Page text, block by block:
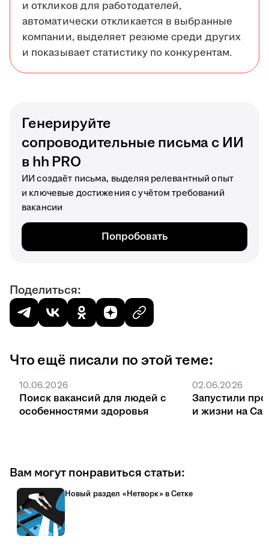
и откликов для работодателей,
автоматически откликается в выбранные
компании, выделяет резюме среди других
и показывает статистику по конкурентам.
Генерируйте
сопроводительные письма с ИИ
в hh PRO
ИИ создаёт письма, выделяя релевантный опыт
и ключевые достижения с учётом требований
вакансии
Попробовать
Поделиться:
Что ещё писали по этой теме:
10.06.2026
Поиск вакансий для людей с
особенностями здоровья
02.06.2026
Запустили
и жизни на
Вам могут понравиться статьи:
Новый раздел «Нетворк» в Сетке